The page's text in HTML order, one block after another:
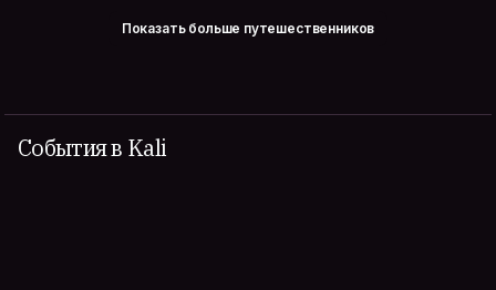
Показать больше путешественников
События в Kali